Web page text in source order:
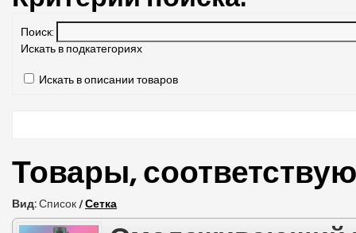
Поиск:
Искать в подкатегориях
Искать в описании товаров
Товары,
Вид: Список / Сетка